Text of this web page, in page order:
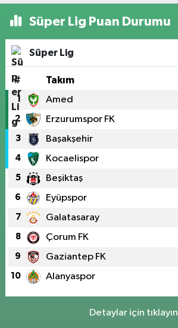
Süper Lig Puan Durumu
Süper Lig
# Takım
1 Amed
2 Erzurumspor FK
3 Başakşehir
4 Kocaelispor
5 Beşiktaş
6 Eyüpspor
7 Galatasaray
8 Çorum FK
9 Gaziantep FK
10 Alanyaspor
Detaylar için tıklayın